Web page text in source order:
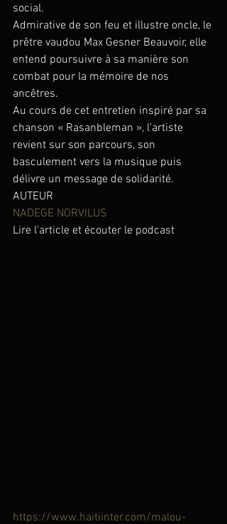
social.
Admirative de son feu et illustre oncle, le
prêtre vaudou Max Gesner Beauvoir, elle
entend poursuivre à sa manière son
combat pour la mémoire de nos
ancêtres.
Au cours de cet entretien inspiré par sa
chanson « Rasanbleman », l’artiste
revient sur son parcours, son
basculement vers la musique puis
délivre un message de solidarité.
AUTEUR
NADEGE NORVILUS
Lire l'article et écouter le podcast
https://www.haitiinter.com/malou-